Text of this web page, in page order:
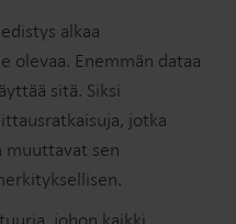
alkaa
olevaa. Enemmän dataa
sitä. Siksi
jotka
muuttavat sen